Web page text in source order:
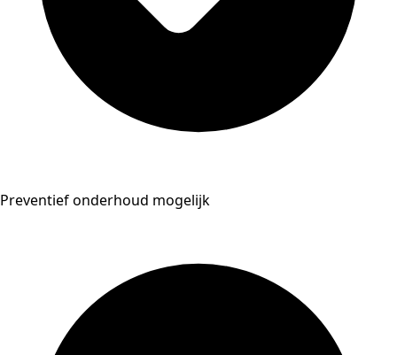
Preventief onderhoud mogelijk